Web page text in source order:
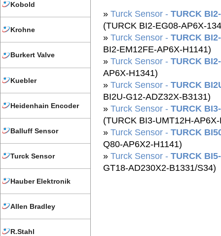
Kobold
Krohne
Burkert Valve
Kuebler
Heidenhain Encoder
Balluff Sensor
Turck Sensor
Hauber Elektronik
Allen Bradley
R.Stahl
» Turck Sensor - TURCK
(TURCK BI2-EG08-AP6X-
» Turck Sensor - TURCK
BI2-EM12FE-AP6X-H1141)
» Turck Sensor - TURCK
AP6X-H1341)
» Turck Sensor - TURCK
BI2U-G12-ADZ32X-B3131)
» Turck Sensor - TURCK
(TURCK BI3-UMT12H-
» Turck Sensor - TURCK
Q80-AP6X2-H1141)
» Turck Sensor - TURCK
GT18-AD230X2-B1331/S34)